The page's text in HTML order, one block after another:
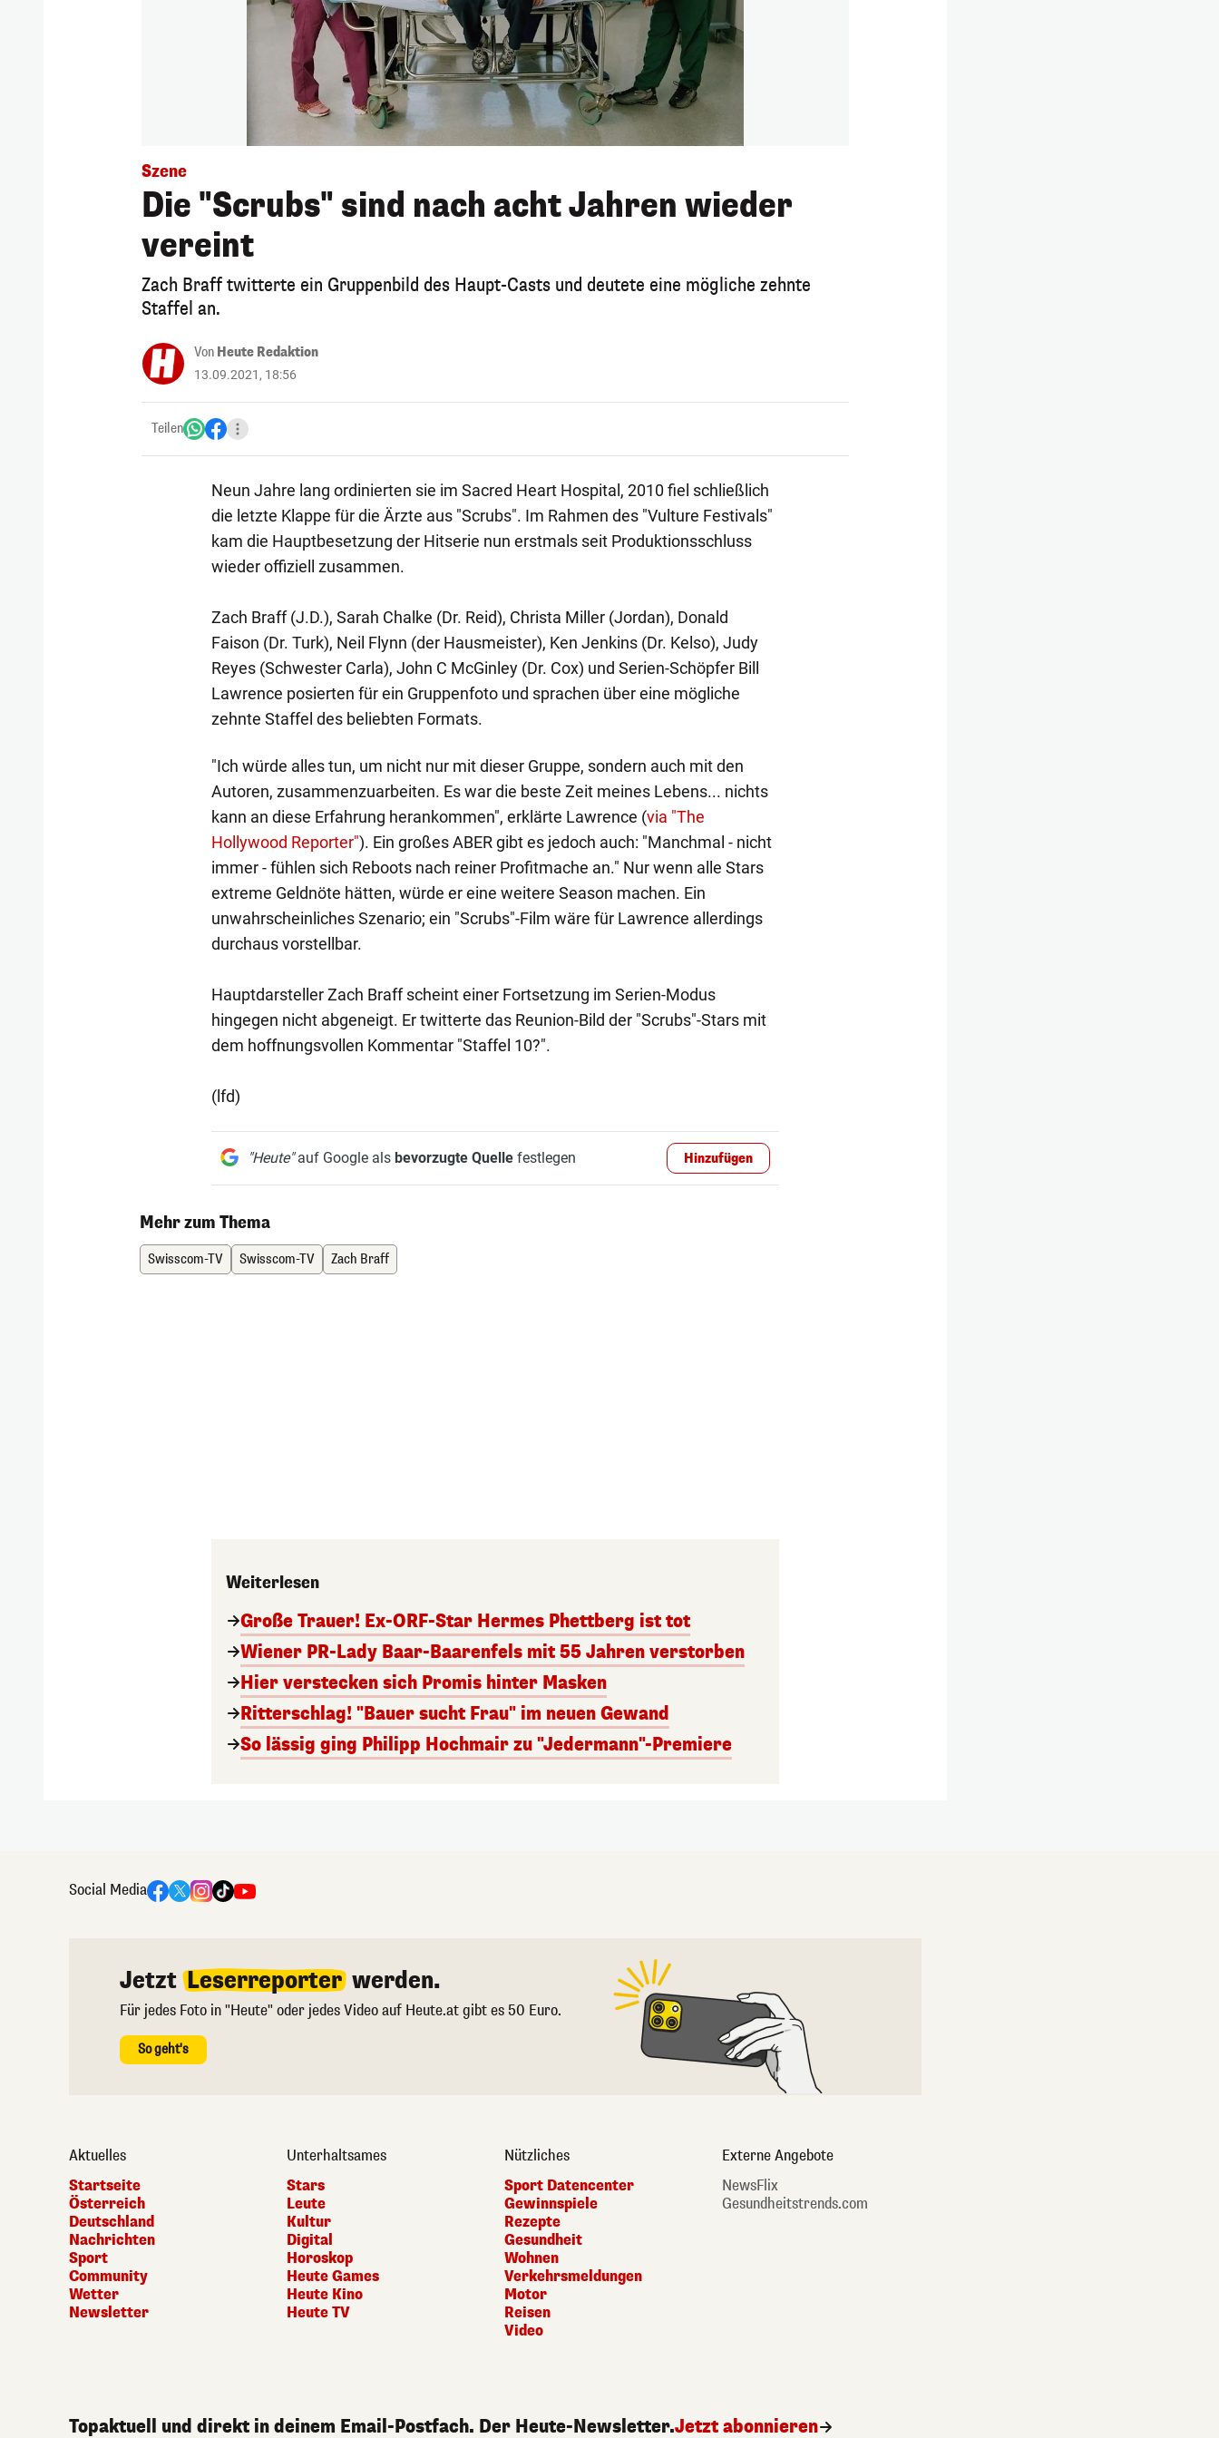
Szene
Die "Scrubs" sind nach acht Jahren wieder
vereint
Zach Braff twitterte ein Gruppenbild des Haupt-Casts und deutete eine mögliche zehnte
Staffel an.
Von Heute Redaktion
13.09.2021, 18:56
Teilen
Neun Jahre lang ordinierten sie im Sacred Heart Hospital, 2010 fiel schließlich
die letzte Klappe für die Ärzte aus "Scrubs". Im Rahmen des "Vulture Festivals"
kam die Hauptbesetzung der Hitserie nun erstmals seit Produktionsschluss
wieder offiziell zusammen.
Zach Braff (J.D.), Sarah Chalke (Dr. Reid), Christa Miller (Jordan), Donald
Faison (Dr. Turk), Neil Flynn (der Hausmeister), Ken Jenkins (Dr. Kelso), Judy
Reyes (Schwester Carla), John C McGinley (Dr. Cox) und Serien-Schöpfer Bill
Lawrence posierten für ein Gruppenfoto und sprachen über eine mögliche
zehnte Staffel des beliebten Formats.
"Ich würde alles tun, um nicht nur mit dieser Gruppe, sondern auch mit den
Autoren, zusammenzuarbeiten. Es war die beste Zeit meines Lebens... nichts
kann an diese Erfahrung herankommen", erklärte Lawrence (via "The
Hollywood Reporter"). Ein großes ABER gibt es jedoch auch: "Manchmal - nicht
immer - fühlen sich Reboots nach reiner Profitmache an." Nur wenn alle Stars
extreme Geldnöte hätten, würde er eine weitere Season machen. Ein
unwahrscheinliches Szenario; ein "Scrubs"-Film wäre für Lawrence allerdings
durchaus vorstellbar.
Hauptdarsteller Zach Braff scheint einer Fortsetzung im Serien-Modus
hingegen nicht abgeneigt. Er twitterte das Reunion-Bild der "Scrubs"-Stars mit
dem hoffnungsvollen Kommentar "Staffel 10?".
(lfd)
"Heute"auf Google als bevorzugte Quellefestlegen Hinzufügen
Mehr zum Thema
Swisscom-TV Swisscom-TV Zach Braff
Weiterlesen
Große Trauer! Ex-ORF-Star Hermes Phettberg ist tot
Wiener PR-Lady Baar-Baarenfels mit 55 Jahren verstorben
Hier verstecken sich Promis hinter Masken
Ritterschlag! "Bauer sucht Frau" im neuen Gewand
So lässig ging Philipp Hochmair zu "Jedermann"-Premiere
Social Media
Jetzt Leserreporter werden.
Für jedes Foto in "Heute" oder jedes Video auf Heute.at gibt es 50 Euro.
So geht's
Aktuelles
Startseite
Österreich
Deutschland
Nachrichten
Sport
Community
Wetter
Newsletter
Unterhaltsames
Stars
Leute
Kultur
Digital
Horoskop
Heute Games
Heute Kino
Heute TV
Nützliches
Sport Datencenter
Gewinnspiele
Rezepte
Gesundheit
Wohnen
Verkehrsmeldungen
Motor
Reisen
Video
Externe Angebote
NewsFlix
Gesundheitstrends.com
Topaktuell und direkt in deinem Email-Postfach. Der Heute-Newsletter.Jetzt abonnieren